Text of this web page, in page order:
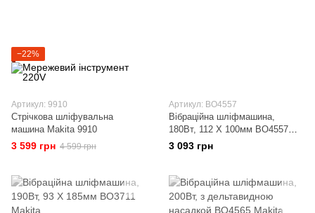
−22%
Артикул: 9910
Стрічкова шліфувальна
машина Makita 9910
3 599 грн 4 599 грн
Артикул: BO4557
Вібраційна шліфмашина,
180Вт, 112 Х 100мм BO4557
Makita
3 093 грн